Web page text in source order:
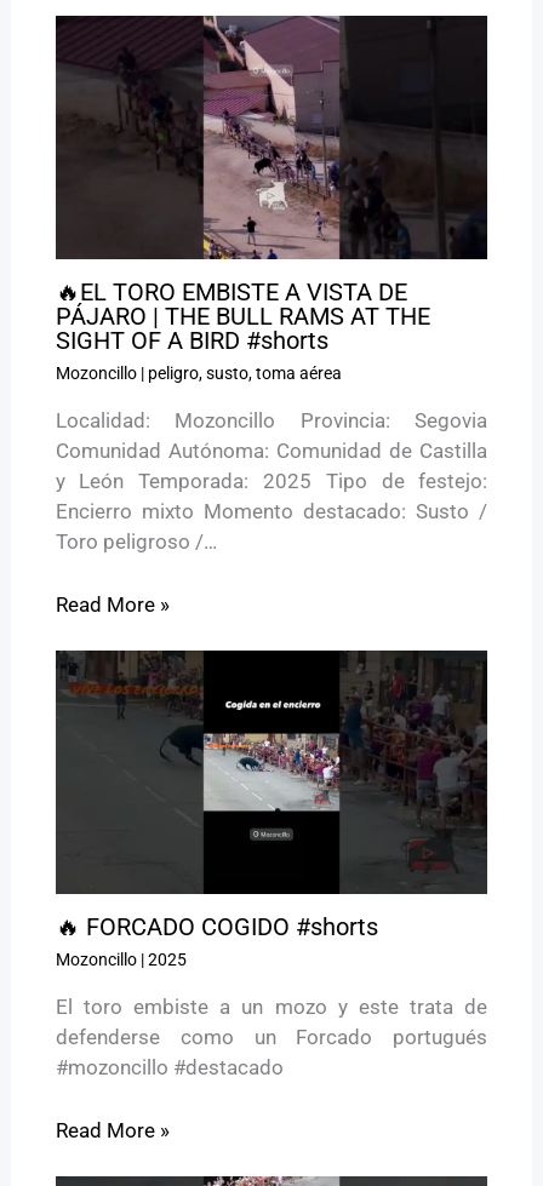
🔥EL TORO EMBISTE A VISTA DE
PÁJARO | THE BULL RAMS AT THE
SIGHT OF A BIRD #shorts
Mozoncillo| peligro,susto,toma aérea
Localidad: Mozoncillo Provincia: Segovia
Comunidad Autónoma: Comunidad de Castilla
y León Temporada: 2025 Tipo de festejo:
Encierro mixto Momento destacado: Susto /
Toro peligroso /…
Read More »
🔥 FORCADO COGIDO #shorts
Mozoncillo|2025
El toro embiste a un mozo y este trata de
defenderse como un Forcado portugués
#mozoncillo #destacado
Read More »